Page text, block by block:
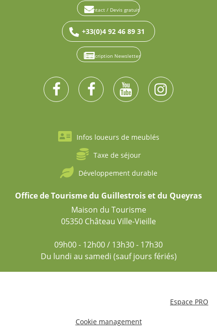
Contact / Devis gratuit
+33(0)4 92 46 89 31
Inscription Newsletter
Infos loueurs de meublés
Taxe de séjour
Développement durable
Office de Tourisme du Guillestrois et du Queyras
Maison du Tourisme
05350 Château Ville-Vieille
09h00 - 12h00 / 13h30 - 17h30
Du lundi au samedi (sauf jours fériés)
Espace PRO
Cookie management